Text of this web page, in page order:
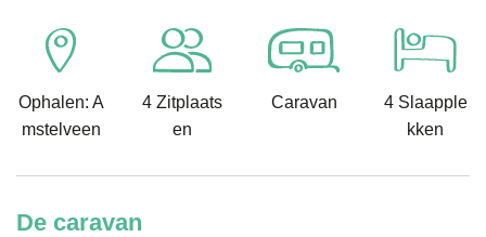
Ophalen: A
mstelveen
4 Zitplaats
en
Caravan
4 Slaapple
kken
De caravan